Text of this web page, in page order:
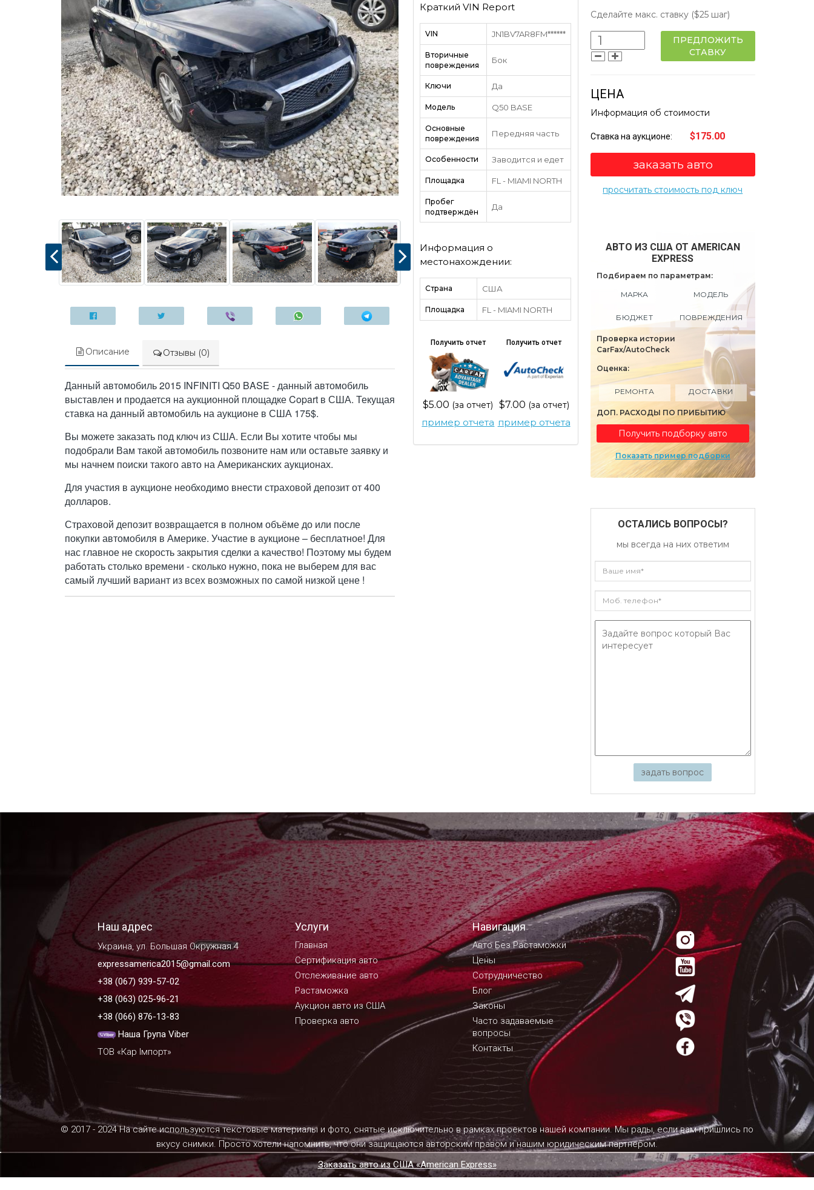
Описание Отзывы (0)
Данный автомобиль 2015 INFINITI Q50 BASE - данный автомобиль
выставлен и продается на аукционной площадке Copart в США. Текущая
ставка на данный автомобиль на аукционе в США 175$.
Вы можете заказать под ключ из США. Если Вы хотите чтобы мы
подобрали Вам такой автомобиль позвоните нам или оставьте заявку и
мы начнем поиски такого авто на Американских аукционах.
Для участия в аукционе необходимо внести страховой депозит от 400
долларов.
Страховой депозит возвращается в полном объёме до или после
покупки автомобиля в Америке. Участие в аукционе – бесплатное! Для
нас главное не скорость закрытия сделки а качество! Поэтому мы будем
работать столько времени - сколько нужно, пока не выберем для вас
самый лучший вариант из всех возможных по самой низкой цене !
Краткий VIN Report
VIN JN1BV7AR8FM******
Вторичные
повреждения
Бок
Ключи Да
Модель Q50 BASE
Основные
повреждения
Передняя часть
Особенности Заводится и едет
Площадка FL - MIAMI NORTH
Пробег
подтверждён
Да
Информация о
местонахождении:
Страна США
Площадка FL - MIAMI NORTH
Получить отчет
$5.00 (за отчет)
пример отчета
Получить отчет
$7.00 (за отчет)
пример отчета
Сделайте макс. ставку ($25 шаг)
ПРЕДЛОЖИТЬ
СТАВКУ
ЦЕНА
Информация об стоимости
Ставка на аукционе: $175.00
заказать авто
просчитать стоимость под ключ
АВТО ИЗ США ОТ AMERICAN
EXPRESS
Подбираем по параметрам:
МАРКА МОДЕЛЬ
БЮДЖЕТ ПОВРЕЖДЕНИЯ
Проверка истории
CarFax/AutoCheck
Оценка:
РЕМОНТА ДОСТАВКИ
ДОП. РАСХОДЫ ПО ПРИБЫТИЮ
Получить подборку авто
Показать пример подборки
ОСТАЛИСЬ ВОПРОСЫ?
мы всегда на них ответим
задать вопрос
Наш адрес
Украина, ул. Большая Окружная 4
expressamerica2015@gmail.com
+38 (067) 939-57-02
+38 (063) 025-96-21
+38 (066) 876-13-83
Наша Група Viber
ТОВ «Кар Імпорт»
Услуги
Главная
Сертификация авто
Отслеживание авто
Растаможка
Аукцион авто из США
Проверка авто
Навигация
Авто Без Растаможки
Цены
Сотрудничество
Блог
Законы
Часто задаваемые
вопросы
Контакты
© 2017 - 2024 На сайте используются текстовые материалы и фото, снятые исключительно в рамках проектов нашей компании. Мы рады, если вам пришлись по
вкусу снимки. Просто хотели напомнить, что они защищаются авторским правом и нашим юридическим партнером.
Заказать авто из США «American Express»